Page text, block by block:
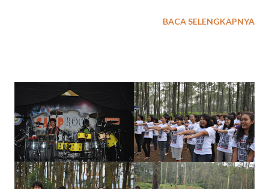
heran, kini banyak cafe, restaurant, resort di Lembang sampai
bagus untuk dikunjungi untuk kegiatan keluarga ataupun field
trip anak sekolah. 1. FLOATING MARKET Floating Market
Lembang merupakan kawasan wisata keluarga yang dibangun
dengan mengadopsi pasar apung yang ada di Banjarmasin
Kalimantan. Bayangan kita tentunya akan ada aktifitas pasar
yang dilakukan di atas perahu dengan menjual sayuran , buah
BACA SELENGKAPNYA